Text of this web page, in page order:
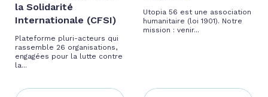
la Solidarité
Internationale (CFSI)
Plateforme pluri-acteurs qui
rassemble 26 organisations,
engagées pour la lutte contre
la...
Utopia 56 est une association
humanitaire (loi 1901). Notre
mission : venir...